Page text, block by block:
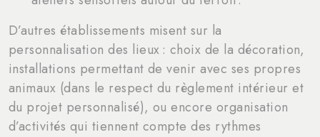
D’autres établissements misent sur la
personnalisation des lieux : choix de la décoration,
installations permettant de venir avec ses propres
animaux (dans le respect du règlement intérieur et
du projet personnalisé), ou encore organisation
d’activités qui tiennent compte des rythmes